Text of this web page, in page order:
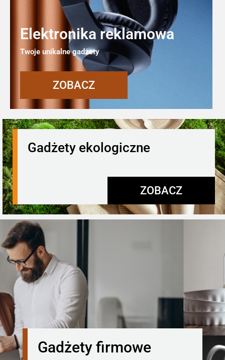
Elektronika reklamowa
Twoje unikalne gadżety
ZOBACZ
Gadżety ekologiczne
ZOBACZ
Gadżety firmowe